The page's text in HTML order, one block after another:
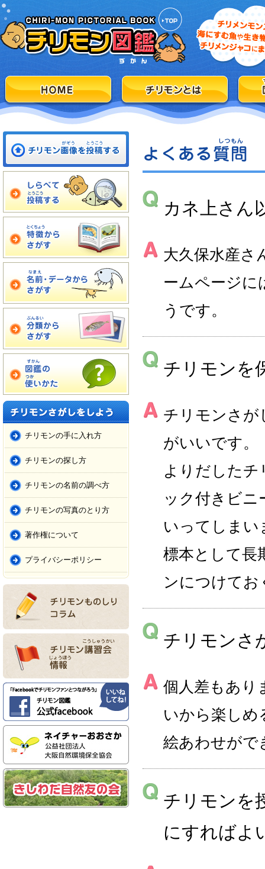
チリモンの手に入れ方
チリモンの探し方
チリモンの名前の調べ方
チリモンの写真のとり方
著作権について
プライバシーポリシー
カネ上さん
大久保水産さ
ームページに
うです。
チリモンを
チリモンさが
がいいです。
よりだした
ック付きビ
いってしまい
標本として長
ンにつけてお
チリモンさ
個人差もあり
いから楽しめ
絵あわせがで
チリモンを
にすればよ